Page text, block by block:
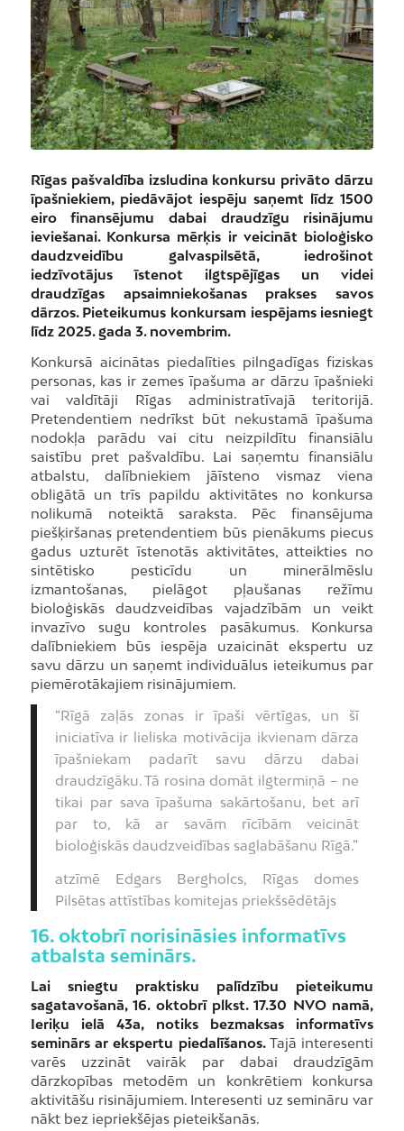
Rīgas pašvaldība izsludina konkursu privāto dārzu
īpašniekiem, piedāvājot iespēju saņemt līdz 1500
eiro finansējumu dabai draudzīgu risinājumu
ieviešanai. Konkursa mērķis ir veicināt bioloģisko
daudzveidību galvaspilsētā, iedrošinot
iedzīvotājus īstenot ilgtspējīgas un videi
draudzīgas apsaimniekošanas prakses savos
dārzos. Pieteikumus konkursam iespējams iesniegt
līdz 2025. gada 3. novembrim.
Konkursā aicinātas piedalīties pilngadīgas fiziskas
personas, kas ir zemes īpašuma ar dārzu īpašnieki
vai valdītāji Rīgas administratīvajā teritorijā.
Pretendentiem nedrīkst būt nekustamā īpašuma
nodokļa parādu vai citu neizpildītu finansiālu
saistību pret pašvaldību. Lai saņemtu finansiālu
atbalstu, dalībniekiem jāīsteno vismaz viena
obligātā un trīs papildu aktivitātes no konkursa
nolikumā noteiktā saraksta. Pēc finansējuma
piešķiršanas pretendentiem būs pienākums piecus
gadus uzturēt īstenotās aktivitātes, atteikties no
sintētisko pesticīdu un minerālmēslu
izmantošanas, pielāgot pļaušanas režīmu
bioloģiskās daudzveidības vajadzībām un veikt
invazīvo sugu kontroles pasākumus. Konkursa
dalībniekiem būs iespēja uzaicināt ekspertu uz
savu dārzu un saņemt individuālus ieteikumus par
piemērotākajiem risinājumiem.
“Rīgā zaļās zonas ir īpaši vērtīgas, un šī
iniciatīva ir lieliska motivācija ikvienam dārza
īpašniekam padarīt savu dārzu dabai
draudzīgāku. Tā rosina domāt ilgtermiņā – ne
tikai par sava īpašuma sakārtošanu, bet arī
par to, kā ar savām rīcībām veicināt
bioloģiskās daudzveidības saglabāšanu Rīgā.”
atzīmē Edgars Bergholcs, Rīgas domes
Pilsētas attīstības komitejas priekšsēdētājs
16. oktobrī norisināsies informatīvs
atbalsta seminārs.
Lai sniegtu praktisku palīdzību pieteikumu
sagatavošanā, 16. oktobrī plkst. 17.30 NVO namā,
Ieriķu ielā 43a, notiks bezmaksas informatīvs
seminārs ar ekspertu piedalīšanos.Tajā interesenti
varēs uzzināt vairāk par dabai draudzīgām
dārzkopības metodēm un konkrētiem konkursa
aktivitāšu risinājumiem. Interesenti uz semināru var
nākt bez iepriekšējas pieteikšanās.